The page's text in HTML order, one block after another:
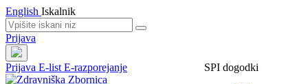
English Iskalnik
Prijava
Prijava
SPI dogodki
E-list E-razporejanje